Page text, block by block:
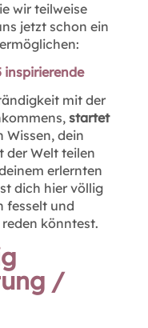
wir teilweise
jetzt schon ein
inspirierende
mit der
startet
Wissen, dein
der Welt teilen
erlernten
dich hier völlig
fesselt und
könntest.
/